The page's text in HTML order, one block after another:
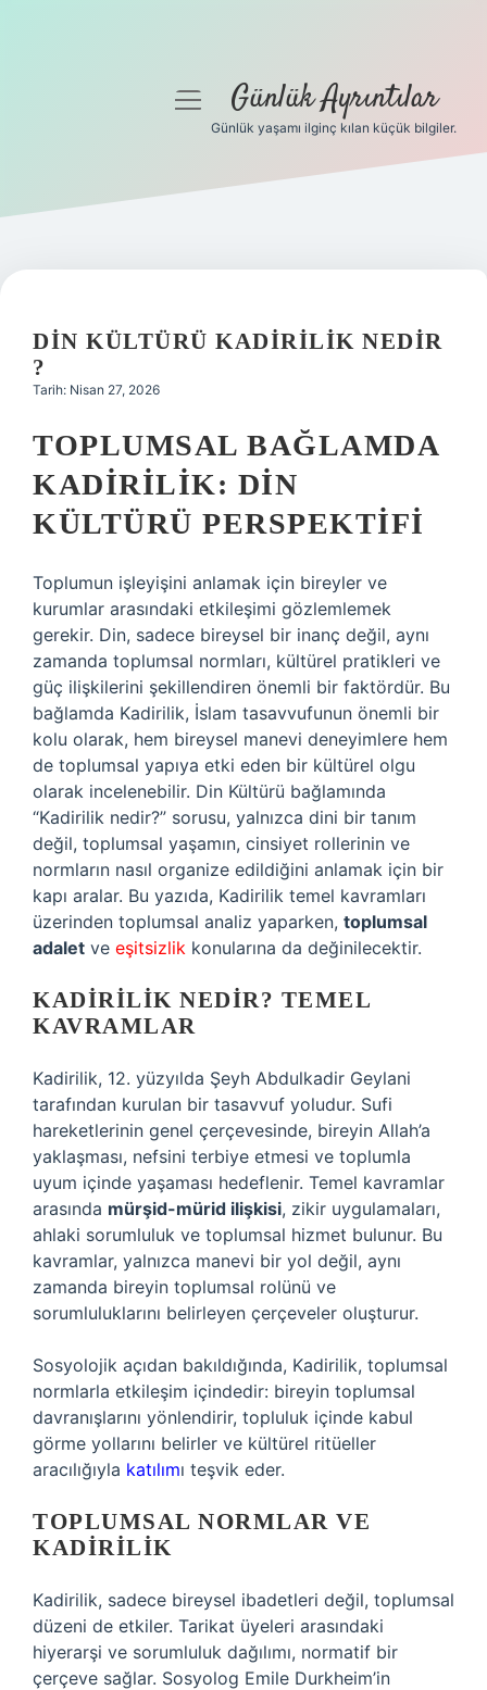
Gizlilik Politikası
Yasal Uyarı
menüyüGünlük Ayrıntılar
Günlük yaşamı ilginç kılan küçük bilgiler.
DIN KÜLTÜRÜ KADIRILIK NEDIR
?
Tarih: Nisan 27, 2026
TOPLUMSAL BAĞLAMDA
KADIRILIK: DIN
KÜLTÜRÜ PERSPEKTIFI
Toplumun işleyişini anlamak için bireyler ve
kurumlar arasındaki etkileşimi gözlemlemek
gerekir. Din, sadece bireysel bir inanç değil, aynı
zamanda toplumsal normları, kültürel pratikleri ve
güç ilişkilerini şekillendiren önemli bir faktördür. Bu
bağlamda Kadirilik, İslam tasavvufunun önemli bir
kolu olarak, hem bireysel manevi deneyimlere hem
de toplumsal yapıya etki eden bir kültürel olgu
olarak incelenebilir. Din Kültürü bağlamında
“Kadirilik nedir?” sorusu, yalnızca dini bir tanım
değil, toplumsal yaşamın, cinsiyet rollerinin ve
normların nasıl organize edildiğini anlamak için bir
kapı aralar. Bu yazıda, Kadirilik temel kavramları
üzerinden toplumsal analiz yaparken, toplumsal
adalet ve eşitsizlik konularına da değinilecektir.
KADIRILIK NEDIR? TEMEL
KAVRAMLAR
Kadirilik, 12. yüzyılda Şeyh Abdulkadir Geylani
tarafından kurulan bir tasavvuf yoludur. Sufi
hareketlerinin genel çerçevesinde, bireyin Allah’a
yaklaşması, nefsini terbiye etmesi ve toplumla
uyum içinde yaşaması hedeflenir. Temel kavramlar
arasında mürşid-mürid ilişkisi, zikir uygulamaları,
ahlaki sorumluluk ve toplumsal hizmet bulunur. Bu
kavramlar, yalnızca manevi bir yol değil, aynı
zamanda bireyin toplumsal rolünü ve
sorumluluklarını belirleyen çerçeveler oluşturur.
Sosyolojik açıdan bakıldığında, Kadirilik, toplumsal
normlarla etkileşim içindedir: bireyin toplumsal
davranışlarını yönlendirir, topluluk içinde kabul
görme yollarını belirler ve kültürel ritüeller
aracılığıyla katılımı teşvik eder.
TOPLUMSAL NORMLAR VE
KADIRILIK
Kadirilik, sadece bireysel ibadetleri değil, toplumsal
düzeni de etkiler. Tarikat üyeleri arasındaki
hiyerarşi ve sorumluluk dağılımı, normatif bir
çerçeve sağlar. Sosyolog Emile Durkheim’in